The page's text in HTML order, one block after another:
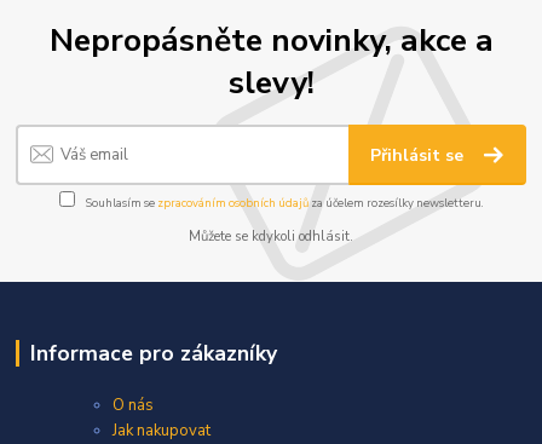
Nepropásněte novinky, akce a
slevy!
Přihlásit se
Souhlasím se zpracováním osobních údajůza účelem rozesílky newsletteru.
Můžete se kdykoli odhlásit.
Informace pro zákazníky
O nás
Jak nakupovat